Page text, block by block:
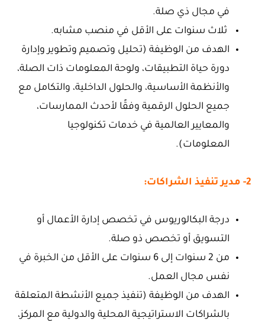
في مجال ذي صلة.
ثلاث سنوات على الأقل في منصب مشابه.
الهدف من الوظيفة (تحليل وتصميم وتطوير وإدارة
دورة حياة التطبيقات، ولوحة المعلومات ذات الصلة،
والأنظمة الأساسية، والحلول الداخلية، والتكامل مع
جميع الحلول الرقمية وفقًا لأحدث الممارسات،
والمعايير العالمية في خدمات تكنولوجيا
المعلومات).
2- مدير تنفيذ الشراكات:
درجة البكالوريوس في تخصص إدارة الأعمال أو
التسويق أو تخصص ذو صلة.
من 2 سنوات إلى 6 سنوات على الأقل من الخبرة في
نفس مجال العمل.
الهدف من الوظيفة (تنفيذ جميع الأنشطة المتعلقة
بالشراكات الاستراتيجية المحلية والدولية مع المركز،